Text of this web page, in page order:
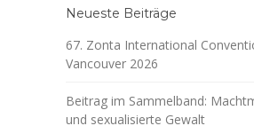
Neueste Beiträge
67. Zonta International
Vancouver 2026
Beitrag im Sammelband:
und sexualisierte Gewalt